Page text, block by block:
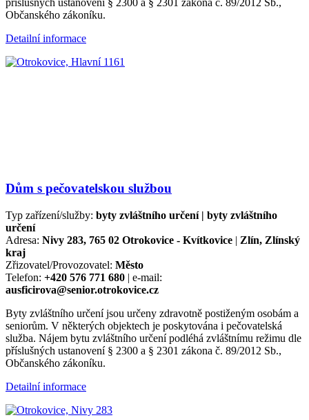
Občanského zákoníku.
Detailní informace
Dům s pečovatelskou službou
Typ zařízení/služby: byty zvláštního určení | byty zvláštního
určení
Adresa: Nivy 283, 765 02 Otrokovice - Kvítkovice | Zlín, Zlínský
kraj
Zřizovatel/Provozovatel: Město
Telefon: +420 576 771 680 | e-mail:
ausficirova@senior.otrokovice.cz
Byty zvláštního určení jsou určeny zdravotně postiženým osobám a
seniorům. V některých objektech je poskytována i pečovatelská
služba. Nájem bytu zvláštního určení podléhá zvláštnímu režimu dle
příslušných ustanovení § 2300 a § 2301 zákona č. 89/2012 Sb.,
Občanského zákoníku.
Detailní informace